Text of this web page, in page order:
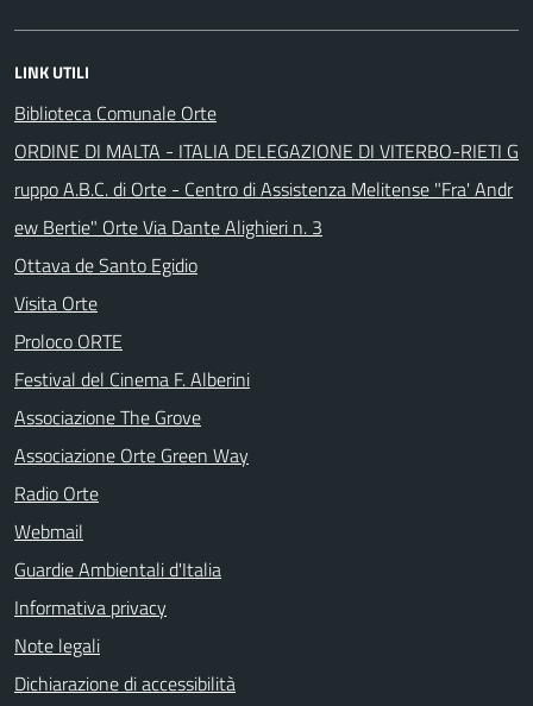
LINK UTILI
Biblioteca Comunale Orte
ORDINE DI MALTA - ITALIA DELEGAZIONE DI VITERBO-RIETI G
ruppo A.B.C. di Orte - Centro di Assistenza Melitense "Fra' Andr
ew Bertie" Orte Via Dante Alighieri n. 3
Ottava de Santo Egidio
Visita Orte
Proloco ORTE
Festival del Cinema F. Alberini
Associazione The Grove
Associazione Orte Green Way
Radio Orte
Webmail
Guardie Ambientali d'Italia
Informativa privacy
Note legali
Dichiarazione di accessibilità